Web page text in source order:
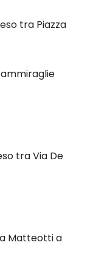
tra Piazza
ammiraglie
tra Via De
Matteotti a